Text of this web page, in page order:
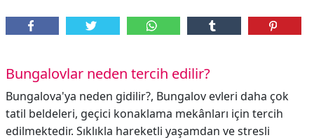
Bungalovlar neden tercih edilir?
Bungalova'ya neden gidilir?, Bungalov evleri daha çok
tatil beldeleri, geçici konaklama mekânları için tercih
edilmektedir. Sıklıkla hareketli yaşamdan ve stresli